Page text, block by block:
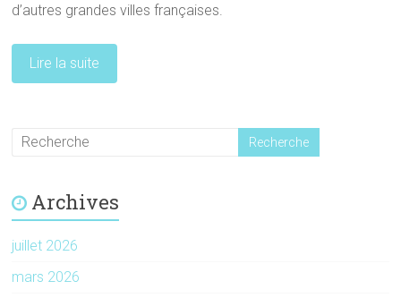
d’autres grandes villes françaises.
Lire la suite
Archives
juillet 2026
mars 2026